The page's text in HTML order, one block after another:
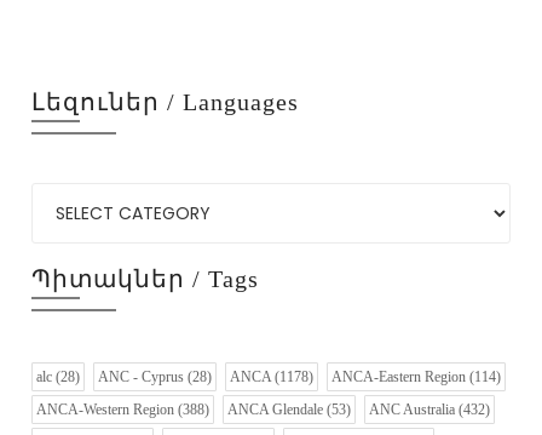
Լեզուներ / Languages
Պիտակներ / Tags
alc (28) ANC - Cyprus (28) ANCA(1178) ANCA-Eastern Region (114)
ANCA-Western Region (388) ANCA Glendale (53) ANC Australia (432)